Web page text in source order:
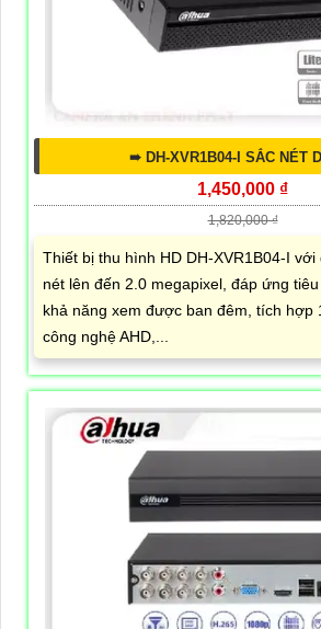
➠ DH-XVR1B04-I SẮC NÉT
1,450,000 ₫
1,820,000 ₫
Thiết bị thu hình HD DH-XVR1B04-I với
nét lên đến 2.0 megapixel, đáp ứng
khả năng xem được ban đêm, tích hợp
công nghệ AHD,...